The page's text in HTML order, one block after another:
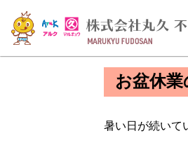
お盆休
暑い日が続いて